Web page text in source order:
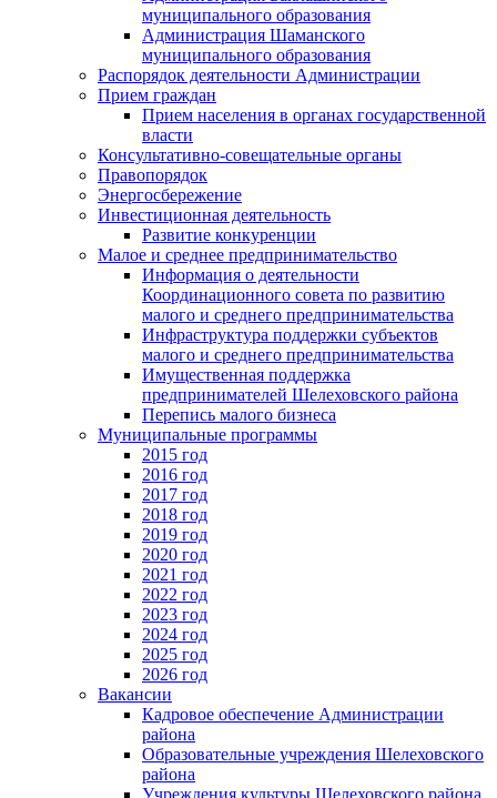
муниципального образования
Администрация Шаманского
муниципального образования
Распорядок деятельности Администрации
Прием граждан
Прием населения в органах государственной
власти
Консультативно-совещательные органы
Правопорядок
Энергосбережение
Инвестиционная деятельность
Развитие конкуренции
Малое и среднее предпринимательство
Информация о деятельности
Координационного совета по развитию
малого и среднего предпринимательства
Инфраструктура поддержки субъектов
малого и среднего предпринимательства
Имущественная поддержка
предпринимателей Шелеховского района
Перепись малого бизнеса
Муниципальные программы
2015 год
2016 год
2017 год
2018 год
2019 год
2020 год
2021 год
2022 год
2023 год
2024 год
2025 год
2026 год
Вакансии
Кадровое обеспечение Администрации
района
Образовательные учреждения Шелеховского
района
Учреждения культуры Шелеховского района